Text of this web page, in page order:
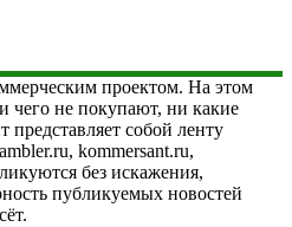
проектом. На этом
чего не покупают, ни какие
представляет собой ленту
kommersant.ru,
без искажения,
публикуемых новостей